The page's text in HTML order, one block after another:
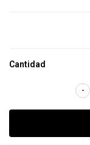
Cantidad
-